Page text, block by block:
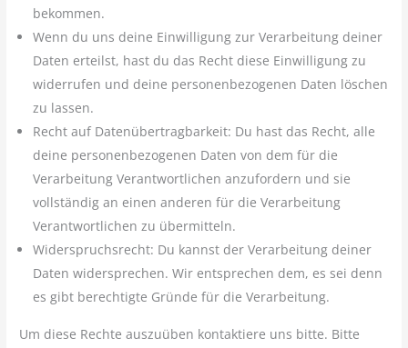
bekommen.
Wenn du uns deine Einwilligung zur Verarbeitung deiner
Daten erteilst, hast du das Recht diese Einwilligung zu
widerrufen und deine personenbezogenen Daten löschen
zu lassen.
Recht auf Datenübertragbarkeit: Du hast das Recht, alle
deine personenbezogenen Daten von dem für die
Verarbeitung Verantwortlichen anzufordern und sie
vollständig an einen anderen für die Verarbeitung
Verantwortlichen zu übermitteln.
Widerspruchsrecht: Du kannst der Verarbeitung deiner
Daten widersprechen. Wir entsprechen dem, es sei denn
es gibt berechtigte Gründe für die Verarbeitung.
Um diese Rechte auszuüben kontaktiere uns bitte. Bitte